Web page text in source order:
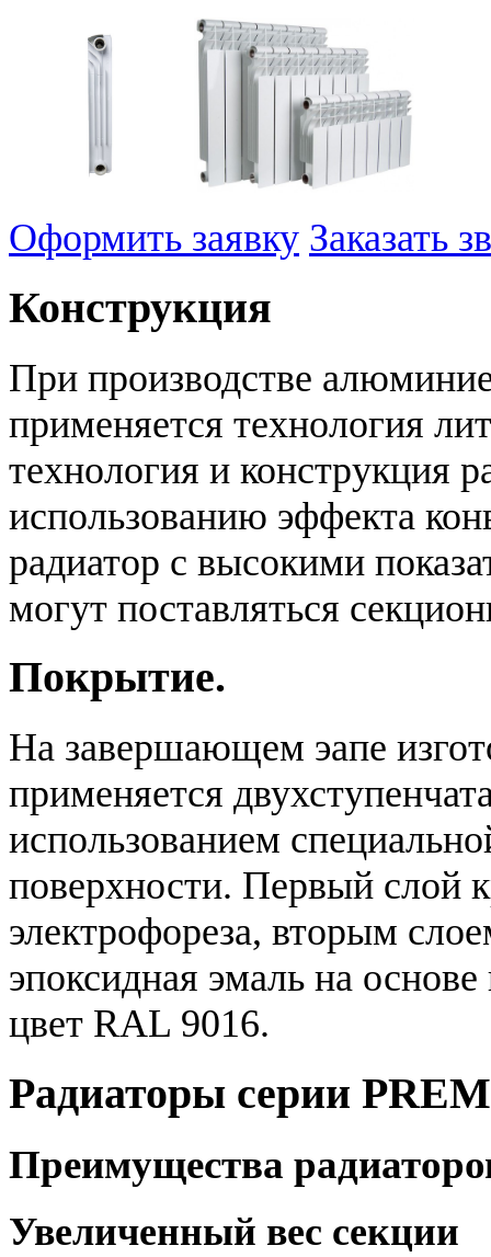
Оформить заявку Заказать
Конструкция
При производстве
применяется технология
технология и конструкция
использованию эффекта
радиатор с высокими
могут поставляться
Покрытие.
На завершающем эапе
применяется
использованием
поверхности. Первый слой
электрофореза, вторым
эпоксидная эмаль на
цвет RAL 9016.
Радиаторы серии
Преимущества
Увеличенный вес секции